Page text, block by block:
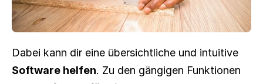
Software helfen. Zu den gängigen Funktionen